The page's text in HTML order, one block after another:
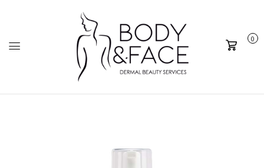
Καλάθι
0